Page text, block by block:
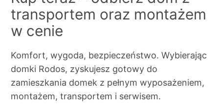
transportem oraz montażem
w cenie
Komfort, wygoda, bezpieczeństwo. Wybierając
domki Rodos, zyskujesz gotowy do
zamieszkania domek z pełnym wyposażeniem,
montażem, transportem i serwisem.